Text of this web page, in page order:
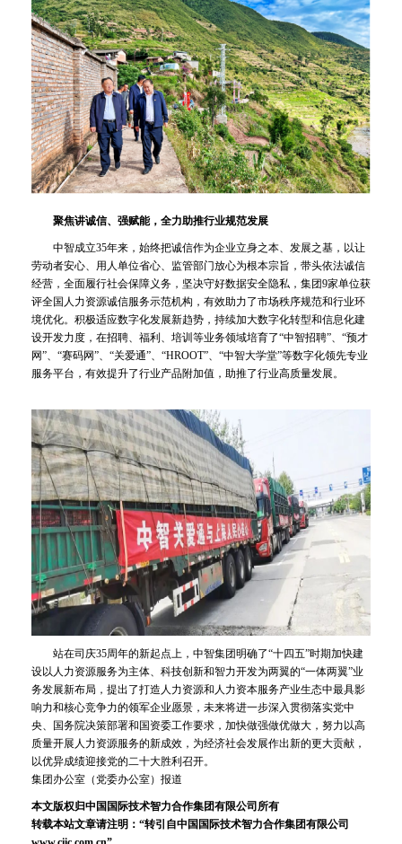
聚焦讲诚信、强赋能，全力助推行业规范发展
中智成立35年来，始终把诚信作为企业立身之本、发展之基，以让
劳动者安心、用人单位省心、监管部门放心为根本宗旨，带头依法诚信
经营，全面履行社会保障义务，坚决守好数据安全隐私，集团9家单位获
评全国人力资源诚信服务示范机构，有效助力了市场秩序规范和行业环
境优化。积极适应数字化发展新趋势，持续加大数字化转型和信息化建
设开发力度，在招聘、福利、培训等业务领域培育了“中智招聘”、“预才
网”、“赛码网”、“关爱通”、“HROOT”、“中智大学堂”等数字化领先专业
服务平台，有效提升了行业产品附加值，助推了行业高质量发展。
站在司庆35周年的新起点上，中智集团明确了“十四五”时期加快建
设以人力资源服务为主体、科技创新和智力开发为两翼的“一体两翼”业
务发展新布局，提出了打造人力资源和人力资本服务产业生态中最具影
响力和核心竞争力的领军企业愿景，未来将进一步深入贯彻落实党中
央、国务院决策部署和国资委工作要求，加快做强做优做大，努力以高
质量开展人力资源服务的新成效，为经济社会发展作出新的更大贡献，
以优异成绩迎接党的二十大胜利召开。
集团办公室（党委办公室）报道
本文版权归中国国际技术智力合作集团有限公司所有
转载本站文章请注明：“转引自中国国际技术智力合作集团有限公司